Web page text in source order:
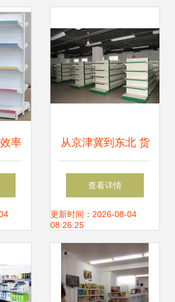
率
基
从京津冀到东北 货
架产业地图与采购
指南
查看详情
更新时间：2026-08-04
08:26:25